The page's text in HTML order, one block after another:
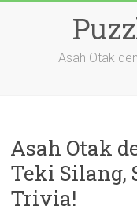
Asah Otak
Asah Otak
Teki Silang,
Trivia!